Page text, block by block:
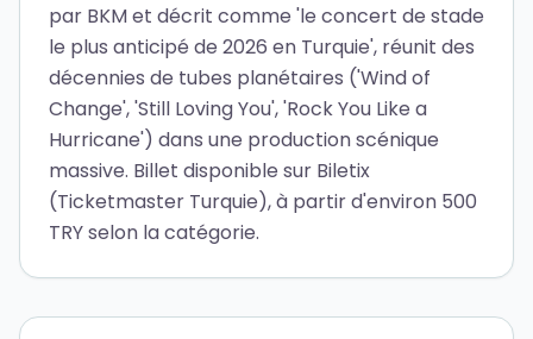
par BKM et décrit comme 'le concert de stade
le plus anticipé de 2026 en Turquie', réunit des
décennies de tubes planétaires ('Wind of
Change', 'Still Loving You', 'Rock You Like a
Hurricane') dans une production scénique
massive. Billet disponible sur Biletix
(Ticketmaster Turquie), à partir d'environ 500
TRY selon la catégorie.